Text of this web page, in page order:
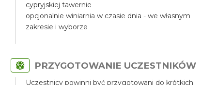
cypryjskiej tawernie
opcjonalnie winiarnia w czasie dnia - we własnym
zakresie i wyborze
PRZYGOTOWANIE UCZESTNIKÓW
Uczestnicy powinni być przygotowani do krótkich